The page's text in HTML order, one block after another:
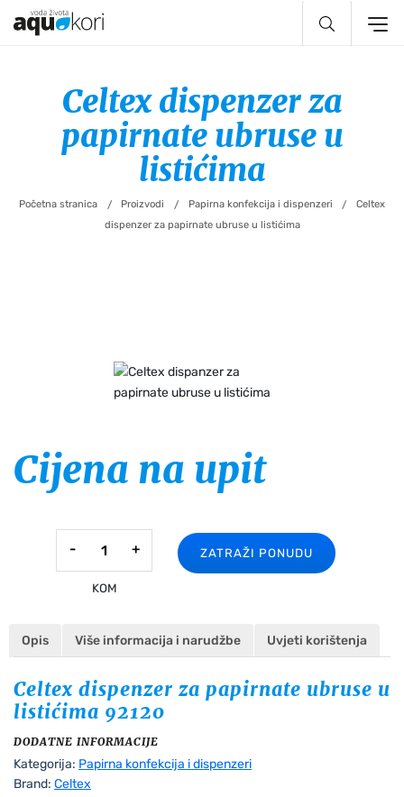
Celtex dispenzer za
papirnate ubruse u
listićima
Početna stranica / Proizvodi / Papirna konfekcija i dispenzeri /
Celtex
dispenzer za papirnate ubruse u listićima
Cijena na upit
-
za
u
količina
+
KOM
ZATRAŽI PONUDU
Opis Više informacija i narudžbe Uvjeti korištenja
Celtex dispenzer za papirnate ubruse u
listićima 92120
DODATNE INFORMACIJE
Kategorija: Papirna konfekcija i dispenzeri
Brand: Celtex